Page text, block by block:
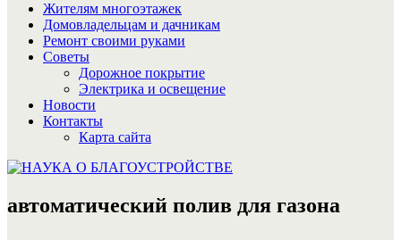
Жителям многоэтажек
Домовладельцам и дачникам
Ремонт своими руками
Советы
Дорожное покрытие
Электрика и освещение
Новости
Контакты
Карта сайта
автоматический полив для газона